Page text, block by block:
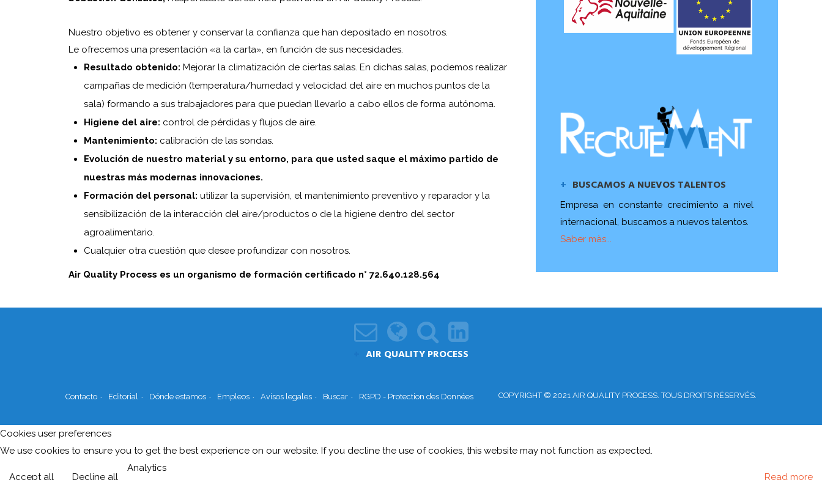
BUSCAMOS A NUEVOS TALENTOS
Empresa en constante crecimiento a nivel
internacional, buscamos a nuevos talentos.
Saber màs...
Nuestro objetivo es obtener y conservar la confianza que han depositado en nosotros.
Le ofrecemos una presentación «a la carta», en función de sus necesidades.
Resultado obtenido: Mejorar la climatización de ciertas salas. En dichas salas, podemos realizar
campañas de medición (temperatura/humedad y velocidad del aire en muchos puntos de la
sala) formando a sus trabajadores para que puedan llevarlo a cabo ellos de forma autónoma.
Higiene del aire: control de pérdidas y flujos de aire.
Mantenimiento: calibración de las sondas.
Evolución de nuestro material y su entorno, para que usted saque el máximo partido de
nuestras más modernas innovaciones.
Formación del personal: utilizar la supervisión, el mantenimiento preventivo y reparador y la
sensibilización de la interacción del aire/productos o de la higiene dentro del sector
agroalimentario.
Cualquier otra cuestión que desee profundizar con nosotros.
Air Quality Process es un organismo de formación certificado n° 72.640.128.564
AIR QUALITY PROCESS
Contacto Editorial Dónde estamos Empleos Avisos legales Buscar RGPD - Protection des Données COPYRIGHT © 2021 AIR QUALITY PROCESS. TOUS DROITS RÉSERVÉS.
Cookies user preferences
We use cookies to ensure you to get the best experience on our website. If you decline the use of cookies, this website may not function as expected.
Accept all Decline all Read more
Analytics